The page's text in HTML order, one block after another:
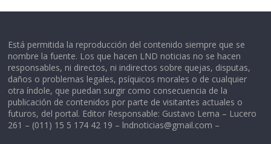
Está permitida la reproducción del contenido siempre que se
nombre la fuente. Los que hacen LND noticias no se hacen
responsables, ni directos, ni indirectos sobre quejas, disputas,
daños o problemas legales, psíquicos morales o de cualquier
otra índole, que puedan surgir como consecuencia de la
publicación de contenidos por parte de visitantes actuales o
futuros, del portal. Editor Responsable: Gustavo Lema – Lucero
261 – (011) 15 5 174 42 19 – lndnoticias@gmail.com –